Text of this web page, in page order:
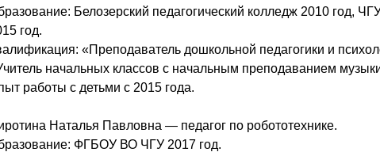
Белозерский педагогический колледж 2010 год,
год.
«Преподаватель дошкольной педагогики и
начальных классов с начальным преподаванием
работы с детьми с 2015 года.
Наталья Павловна — педагог по робототехнике.
ФГБОУ ВО ЧГУ 2017 год.